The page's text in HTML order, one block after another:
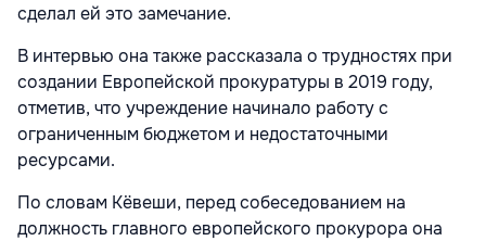
сделал ей это замечание.
В интервью она также рассказала о трудностях при
создании Европейской прокуратуры в 2019 году,
отметив, что учреждение начинало работу с
ограниченным бюджетом и недостаточными
ресурсами.
По словам Кёвеши, перед собеседованием на
должность главного европейского прокурора она